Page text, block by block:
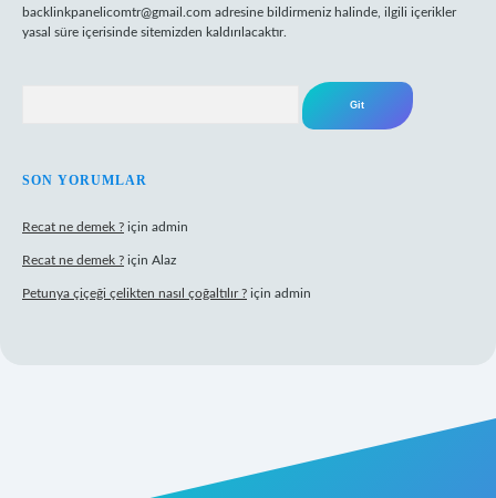
backlinkpanelicomtr@gmail.com adresine bildirmeniz halinde, ilgili içerikler
yasal süre içerisinde sitemizden kaldırılacaktır.
SON YORUMLAR
Recat ne demek ? için admin
Recat ne demek ? için Alaz
Petunya çiçeği çelikten nasıl çoğaltılır ? için admin